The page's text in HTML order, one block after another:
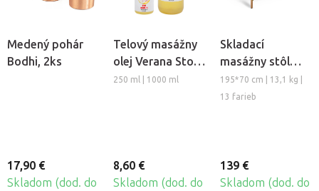
Medený pohár
Bodhi, 2ks
17,90 €
Skladom (dod. do
Telový masážny
olej Verana Stop
Celulitíde
250 ml | 1000 ml
8,60 €
Skladom (dod. do
Skladací
masážny stôl
TANDEM Basic-2
195*70 cm | 13,1 kg |
13 farieb
139 €
Skladom (dod. do